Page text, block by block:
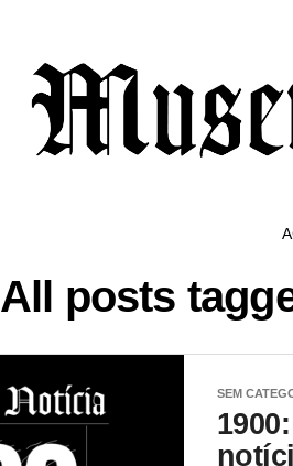
All posts
SEM